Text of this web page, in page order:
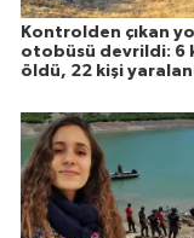
Kontrolden çıkan
otobüsü devrildi: 6
öldü, 22 kişi